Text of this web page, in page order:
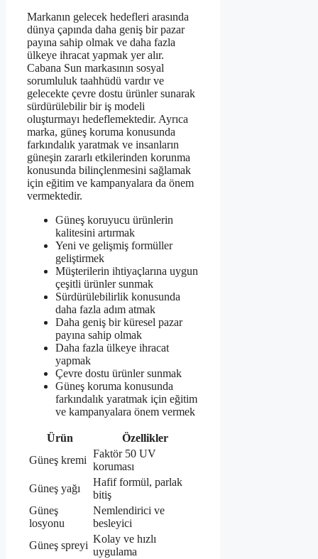
Markanın gelecek hedefleri arasında
dünya çapında daha geniş bir pazar
payına sahip olmak ve daha fazla
ülkeye ihracat yapmak yer alır.
Cabana Sun markasının sosyal
sorumluluk taahhüdü vardır ve
gelecekte çevre dostu ürünler sunarak
sürdürülebilir bir iş modeli
oluşturmayı hedeflemektedir. Ayrıca
marka, güneş koruma konusunda
farkındalık yaratmak ve insanların
güneşin zararlı etkilerinden korunma
konusunda bilinçlenmesini sağlamak
için eğitim ve kampanyalara da önem
vermektedir.
Güneş koruyucu ürünlerin
kalitesini artırmak
Yeni ve gelişmiş formüller
geliştirmek
Müşterilerin ihtiyaçlarına uygun
çeşitli ürünler sunmak
Sürdürülebilirlik konusunda
daha fazla adım atmak
Daha geniş bir küresel pazar
payına sahip olmak
Daha fazla ülkeye ihracat
yapmak
Çevre dostu ürünler sunmak
Güneş koruma konusunda
farkındalık yaratmak için eğitim
ve kampanyalara önem vermek
Ürün
Özellikler
Güneş kremi
Faktör 50 UV
koruması
Güneş yağı
Hafif formül, parlak
bitiş
Güneş
losyonu
Nemlendirici ve
besleyici
Güneş spreyi
Kolay ve hızlı
uygulama